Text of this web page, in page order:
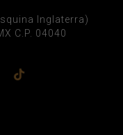
Inglaterra)
C.P. 04040